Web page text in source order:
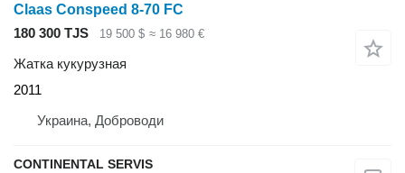
Claas Conspeed 8-70 FC
180 300 TJS
19 500 $ ≈ 16 980 €
Жатка кукурузная
2011
Украина, Доброводи
CONTINENTAL SERVIS